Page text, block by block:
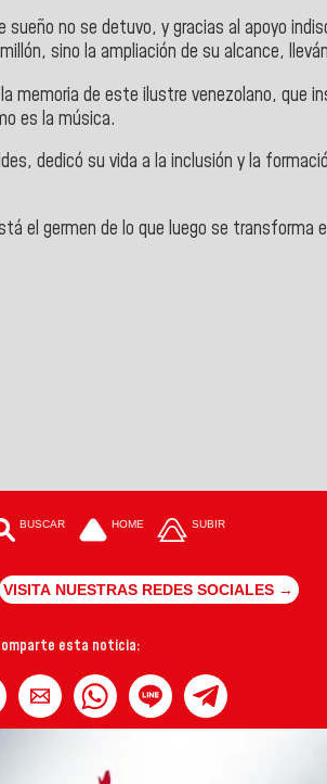
no se detuvo, y gracias al apoyo
sino la ampliación de su alcance,
memoria de este ilustre venezolano, que
es la música.
dedicó su vida a la inclusión y la
el germen de lo que luego se
BUSCAR HOME SUBIR
VISITA NUESTRAS REDES SOCIALES →
esta noticia: